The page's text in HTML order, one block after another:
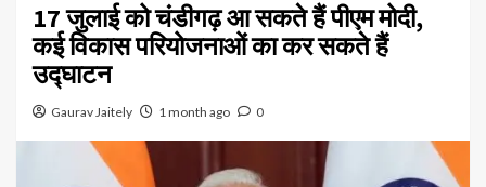
17 जुलाई को चंडीगढ़ आ सकते हैं पीएम मोदी,
कई विकास परियोजनाओं का कर सकते हैं
उद्घाटन
Gaurav Jaitely 1 month ago 0